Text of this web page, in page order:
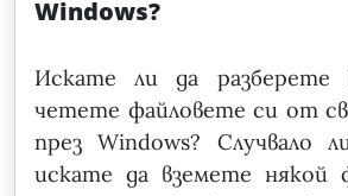
Windows?
Искате ли да
четете файловете си от
през Windows? Случвало
искате да вземете някой